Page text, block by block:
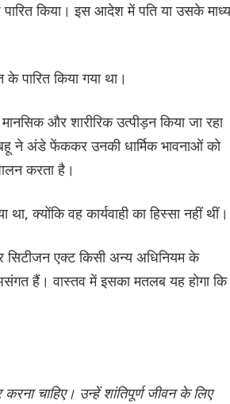
पारित किया। इस आदेश में पति या उसके
पारित किया गया था।
और शारीरिक उत्पीड़न किया जा रहा
ने अंडे फेंककर उनकी धार्मिक भावनाओं को
करता है।
क्योंकि वह कार्यवाही का हिस्सा नहीं थीं।
सिटीजन एक्ट किसी अन्य अधिनियम के
हैं। वास्तव में इसका मतलब यह होगा कि
चाहिए। उन्हें शांतिपूर्ण जीवन के लिए